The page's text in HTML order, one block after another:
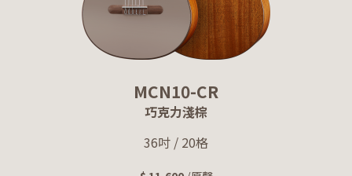
MCN10-CR
巧克力淺棕
36吋 / 20格